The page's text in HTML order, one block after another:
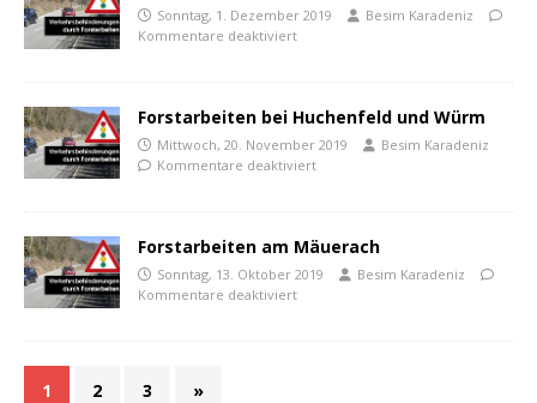
Sonntag, 1. Dezember 2019
Besim Karadeniz
Kommentare deaktiviert
Forstarbeiten bei Huchenfeld und Würm
Mittwoch, 20. November 2019
Besim Karadeniz
Kommentare deaktiviert
Forstarbeiten am Mäuerach
Sonntag, 13. Oktober 2019
Besim Karadeniz
Kommentare deaktiviert
1 2 3 »